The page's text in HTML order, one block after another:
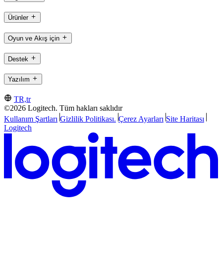
Ürünler
Oyun ve Akış için
Destek
Yazılım
TR,tr
©2026 Logitech. Tüm hakları saklıdır
Kullanım Şartları Gizlilik Politikası. Çerez Ayarları Site Haritası
Logitech